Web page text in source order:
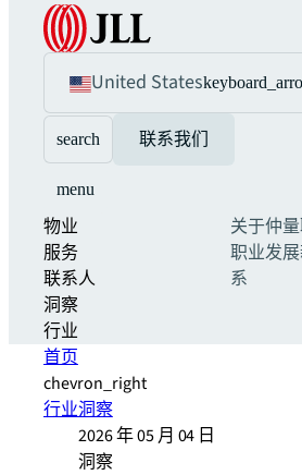
United States
search 联系我们
menu
物业
服务
联系人
洞察
行业
关于仲
职业发展
系
首页
chevron_right
行业洞察
2026 年 05 月 04 日
洞察